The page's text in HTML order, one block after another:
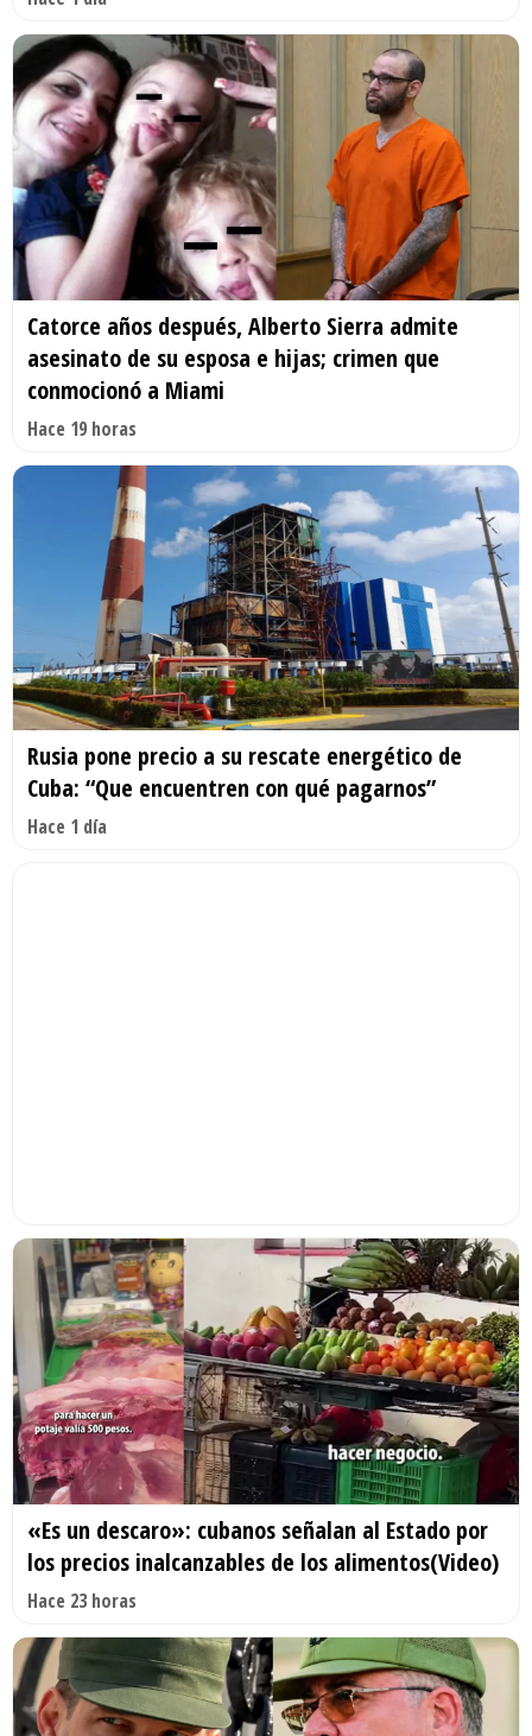
Catorce años después, Alberto Sierra admite
asesinato de su esposa e hijas; crimen que
conmocionó a Miami
Hace 19 horas
Rusia pone precio a su rescate energético de
Cuba: “Que encuentren con qué pagarnos”
Hace 1 día
«Es un descaro»: cubanos señalan al Estado por
los precios inalcanzables de los alimentos(Video)
Hace 23 horas